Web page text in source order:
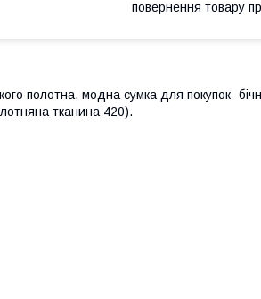
повернення товару
полотна, модна сумка для покупок-
тканина 420).